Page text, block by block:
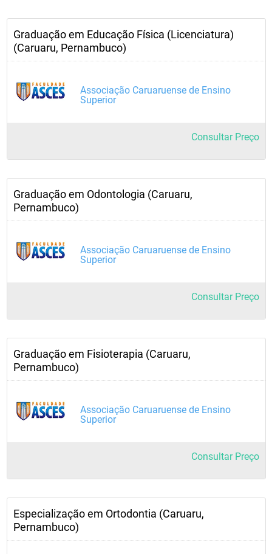
Graduação em Educação Física (Licenciatura)
(Caruaru, Pernambuco)
Associação Caruaruense de Ensino
Superior
Consultar Preço
Graduação em Odontologia (Caruaru,
Pernambuco)
Associação Caruaruense de Ensino
Superior
Consultar Preço
Graduação em Fisioterapia (Caruaru,
Pernambuco)
Associação Caruaruense de Ensino
Superior
Consultar Preço
Especialização em Ortodontia (Caruaru,
Pernambuco)